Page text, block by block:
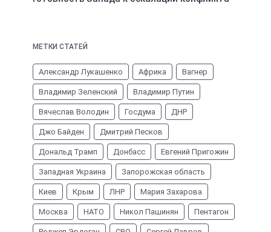
МЕТКИ СТАТЕЙ
Александр Лукашенко Африка Вагнер
Владимир Зеленский Владимир Путин
Вячеслав Володин Госдума ДНР
Джо Байден Дмитрий Песков
Дональд Трамп Донбасс Евгений Пригожин
Западная Украина Запорожская область
Киев Крым ЛНР Мария Захарова
Москва НАТО Никол Пашинян Пентагон